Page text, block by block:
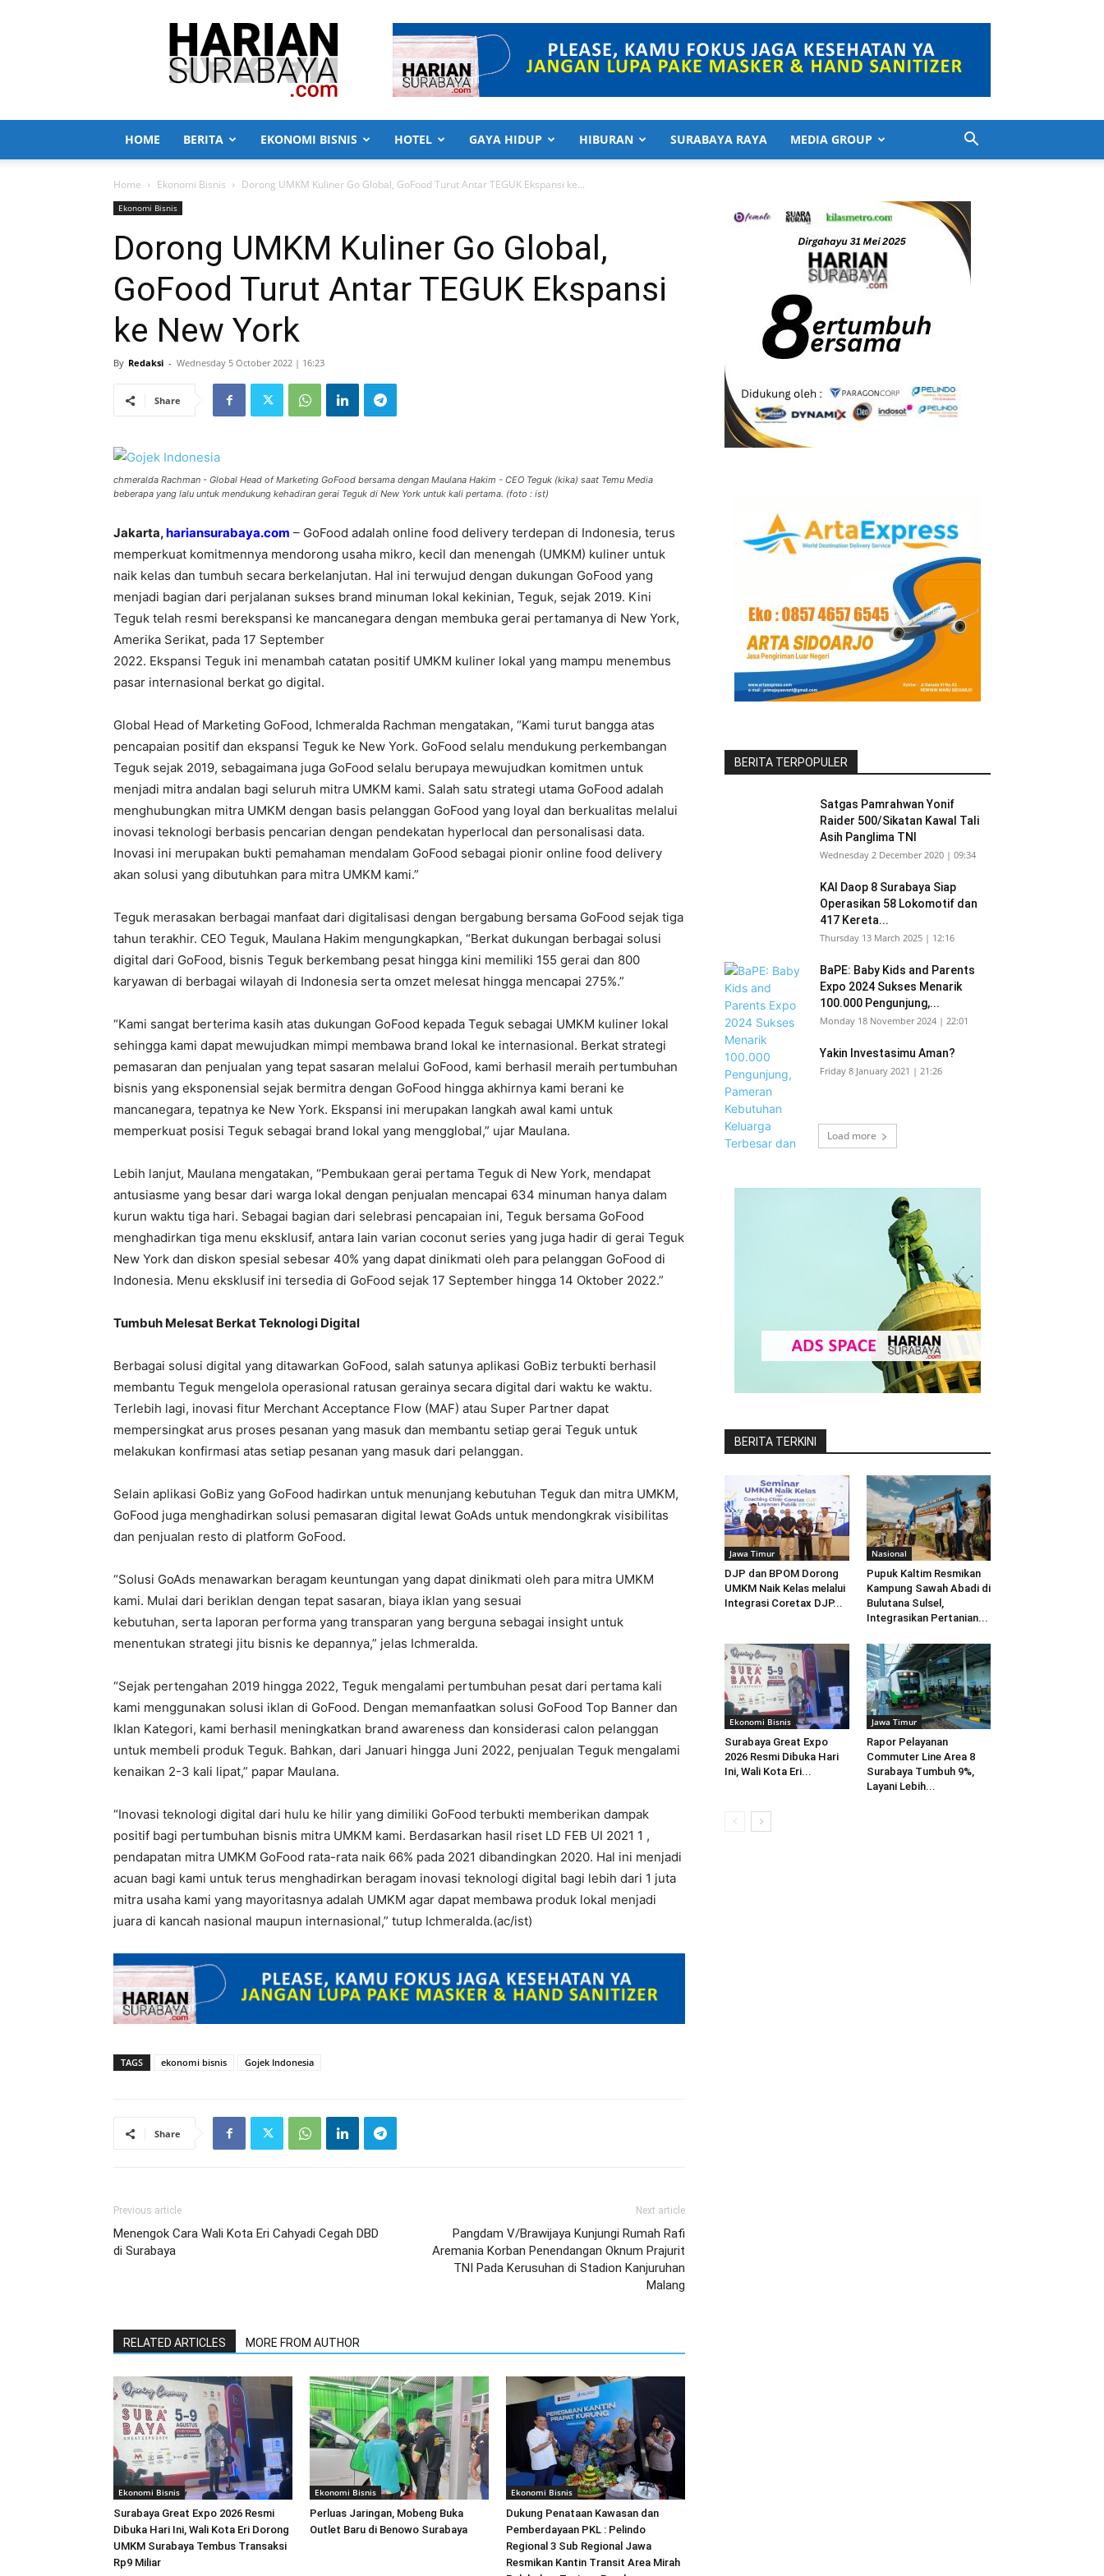
Harian
Surabaya
HOME BERITA EKONOMI BISNIS HOTEL GAYA HIDUP HIBURAN SURABAYA RAYA MEDIA GROUP
Home Ekonomi Bisnis Dorong UMKM Kuliner Go Global, GoFood Turut Antar TEGUK Ekspansi ke...
Ekonomi Bisnis
Dorong UMKM Kuliner Go Global,
GoFood Turut Antar TEGUK Ekspansi
ke New York
By Redaksi - Wednesday 5 October 2022 | 16:23
Share
chmeralda Rachman - Global Head of Marketing GoFood bersama dengan Maulana Hakim - CEO Teguk (kika) saat Temu Media
beberapa yang lalu untuk mendukung kehadiran gerai Teguk di New York untuk kali pertama. (foto : ist)
Jakarta,hariansurabaya.com – GoFood adalah online food delivery terdepan di Indonesia, terus
memperkuat komitmennya mendorong usaha mikro, kecil dan menengah (UMKM) kuliner untuk
naik kelas dan tumbuh secara berkelanjutan. Hal ini terwujud dengan dukungan GoFood yang
menjadi bagian dari perjalanan sukses brand minuman lokal kekinian, Teguk, sejak 2019. Kini
Teguk telah resmi berekspansi ke mancanegara dengan membuka gerai pertamanya di New York,
Amerika Serikat, pada 17 September
2022. Ekspansi Teguk ini menambah catatan positif UMKM kuliner lokal yang mampu menembus
pasar internasional berkat go digital.
Global Head of Marketing GoFood, Ichmeralda Rachman mengatakan, “Kami turut bangga atas
pencapaian positif dan ekspansi Teguk ke New York. GoFood selalu mendukung perkembangan
Teguk sejak 2019, sebagaimana juga GoFood selalu berupaya mewujudkan komitmen untuk
menjadi mitra andalan bagi seluruh mitra UMKM kami. Salah satu strategi utama GoFood adalah
menghubungkan mitra UMKM dengan basis pelanggan GoFood yang loyal dan berkualitas melalui
inovasi teknologi berbasis pencarian dengan pendekatan hyperlocal dan personalisasi data.
Inovasi ini merupakan bukti pemahaman mendalam GoFood sebagai pionir online food delivery
akan solusi yang dibutuhkan para mitra UMKM kami.”
Teguk merasakan berbagai manfaat dari digitalisasi dengan bergabung bersama GoFood sejak tiga
tahun terakhir. CEO Teguk, Maulana Hakim mengungkapkan, “Berkat dukungan berbagai solusi
digital dari GoFood, bisnis Teguk berkembang pesat hingga kini memiliki 155 gerai dan 800
karyawan di berbagai wilayah di Indonesia serta omzet melesat hingga mencapai 275%.”
“Kami sangat berterima kasih atas dukungan GoFood kepada Teguk sebagai UMKM kuliner lokal
sehingga kami dapat mewujudkan mimpi membawa brand lokal ke internasional. Berkat strategi
pemasaran dan penjualan yang tepat sasaran melalui GoFood, kami berhasil meraih pertumbuhan
bisnis yang eksponensial sejak bermitra dengan GoFood hingga akhirnya kami berani ke
mancanegara, tepatnya ke New York. Ekspansi ini merupakan langkah awal kami untuk
memperkuat posisi Teguk sebagai brand lokal yang mengglobal,” ujar Maulana.
Lebih lanjut, Maulana mengatakan, “Pembukaan gerai pertama Teguk di New York, mendapat
antusiasme yang besar dari warga lokal dengan penjualan mencapai 634 minuman hanya dalam
kurun waktu tiga hari. Sebagai bagian dari selebrasi pencapaian ini, Teguk bersama GoFood
menghadirkan tiga menu eksklusif, antara lain varian coconut series yang juga hadir di gerai Teguk
New York dan diskon spesial sebesar 40% yang dapat dinikmati oleh para pelanggan GoFood di
Indonesia. Menu eksklusif ini tersedia di GoFood sejak 17 September hingga 14 Oktober 2022.”
Tumbuh Melesat Berkat Teknologi Digital
Berbagai solusi digital yang ditawarkan GoFood, salah satunya aplikasi GoBiz terbukti berhasil
membantu Teguk mengelola operasional ratusan gerainya secara digital dari waktu ke waktu.
Terlebih lagi, inovasi fitur Merchant Acceptance Flow (MAF) atau Super Partner dapat
mempersingkat arus proses pesanan yang masuk dan membantu setiap gerai Teguk untuk
melakukan konfirmasi atas setiap pesanan yang masuk dari pelanggan.
Selain aplikasi GoBiz yang GoFood hadirkan untuk menunjang kebutuhan Teguk dan mitra UMKM,
GoFood juga menghadirkan solusi pemasaran digital lewat GoAds untuk mendongkrak visibilitas
dan penjualan resto di platform GoFood.
“Solusi GoAds menawarkan beragam keuntungan yang dapat dinikmati oleh para mitra UMKM
kami. Mulai dari beriklan dengan tepat sasaran, biaya iklan yang sesuai
kebutuhan, serta laporan performa yang transparan yang berguna sebagai insight untuk
menentukan strategi jitu bisnis ke depannya,” jelas Ichmeralda.
“Sejak pertengahan 2019 hingga 2022, Teguk mengalami pertumbuhan pesat dari pertama kali
kami menggunakan solusi iklan di GoFood. Dengan memanfaatkan solusi GoFood Top Banner dan
Iklan Kategori, kami berhasil meningkatkan brand awareness dan konsiderasi calon pelanggan
untuk membeli produk Teguk. Bahkan, dari Januari hingga Juni 2022, penjualan Teguk mengalami
kenaikan 2-3 kali lipat,” papar Maulana.
“Inovasi teknologi digital dari hulu ke hilir yang dimiliki GoFood terbukti memberikan dampak
positif bagi pertumbuhan bisnis mitra UMKM kami. Berdasarkan hasil riset LD FEB UI 2021 1 ,
pendapatan mitra UMKM GoFood rata-rata naik 66% pada 2021 dibandingkan 2020. Hal ini menjadi
acuan bagi kami untuk terus menghadirkan beragam inovasi teknologi digital bagi lebih dari 1 juta
mitra usaha kami yang mayoritasnya adalah UMKM agar dapat membawa produk lokal menjadi
juara di kancah nasional maupun internasional,” tutup Ichmeralda.(ac/ist)
TAGS ekonomi bisnis Gojek Indonesia
Share
Previous article
Menengok Cara Wali Kota Eri Cahyadi Cegah DBD
di Surabaya
Next article
Pangdam V/Brawijaya Kunjungi Rumah Rafi
Aremania Korban Penendangan Oknum Prajurit
TNI Pada Kerusuhan di Stadion Kanjuruhan
Malang
RELATED ARTICLES MORE FROM AUTHOR
Ekonomi Bisnis
Surabaya Great Expo 2026 Resmi
Dibuka Hari Ini, Wali Kota Eri Dorong
UMKM Surabaya Tembus Transaksi
Rp9 Miliar
Ekonomi Bisnis
Perluas Jaringan, Mobeng Buka
Outlet Baru di Benowo Surabaya
Ekonomi Bisnis
Dukung Penataan Kawasan dan
Pemberdayaan PKL : Pelindo
Regional 3 Sub Regional Jawa
Resmikan Kantin Transit Area Mirah
BERITA TERPOPULER
Satgas Pamrahwan Yonif
Raider 500/Sikatan Kawal Tali
Asih Panglima TNI
Wednesday 2 December 2020 | 09:34
KAI Daop 8 Surabaya Siap
Operasikan 58 Lokomotif dan
417 Kereta...
Thursday 13 March 2025 | 12:16
BaPE: Baby Kids and Parents
Expo 2024 Sukses Menarik
100.000 Pengunjung,...
Monday 18 November 2024 | 22:01
Yakin Investasimu Aman?
Friday 8 January 2021 | 21:26
Load more
BERITA TERKINI
Jawa Timur
DJP dan BPOM Dorong
UMKM Naik Kelas melalui
Integrasi Coretax DJP...
Nasional
Pupuk Kaltim Resmikan
Kampung Sawah Abadi di
Bulutana Sulsel,
Integrasikan Pertanian...
Ekonomi Bisnis
Surabaya Great Expo
2026 Resmi Dibuka Hari
Ini, Wali Kota Eri...
Jawa Timur
Rapor Pelayanan
Commuter Line Area 8
Surabaya Tumbuh 9%,
Layani Lebih...